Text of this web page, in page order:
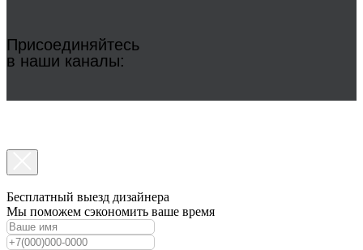
Присоединяйтесь
в наши каналы:
Бесплатный выезд дизайнера
Мы поможем сэкономить ваше время